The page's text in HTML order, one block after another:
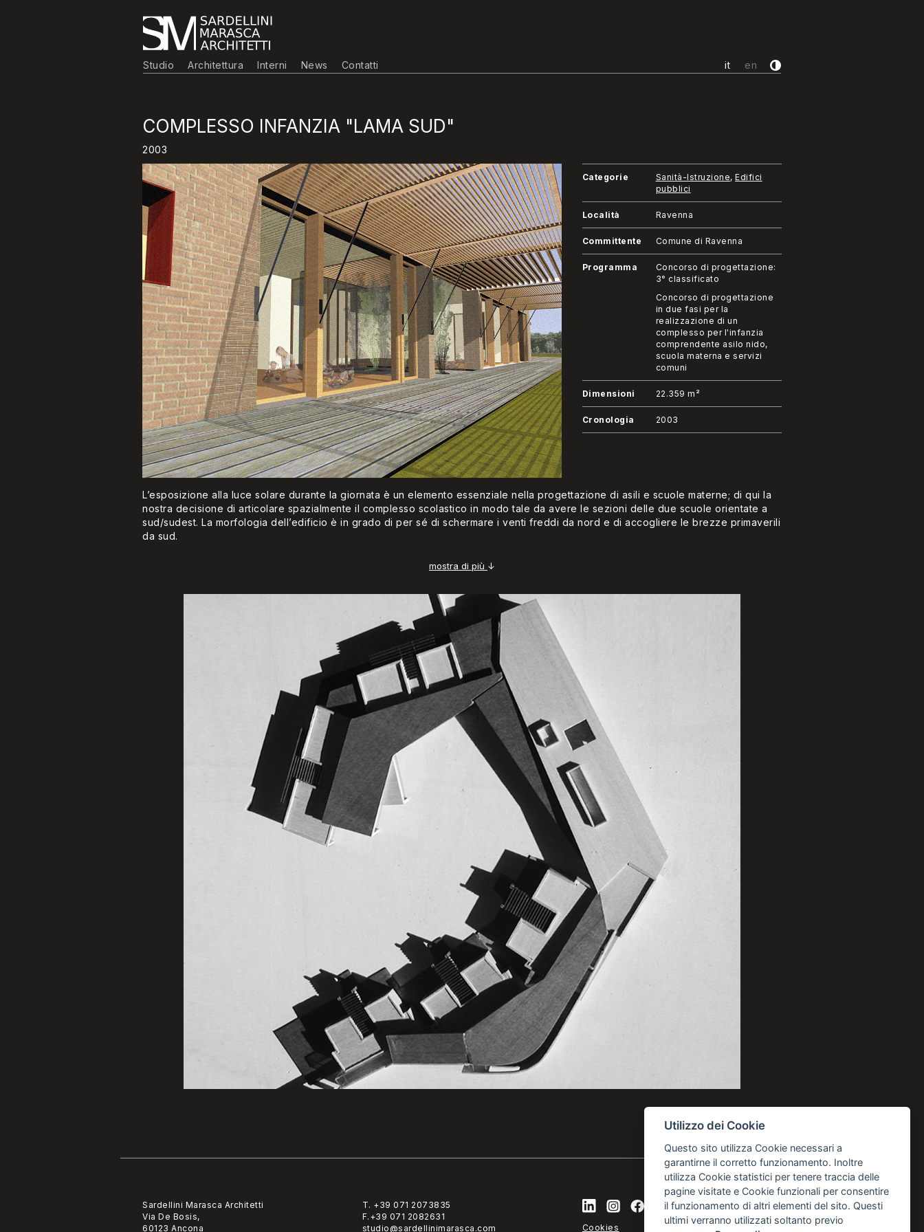
Studio Architettura Interni News Contatti it en
COMPLESSO INFANZIA "LAMA SUD"
2003
Categorie Sanità-Istruzione,Edifici
pubblici
Località Ravenna
Committente Comune di Ravenna
Programma
Concorso di progettazione:
3° classificato
Concorso di progettazione
in due fasi per la
realizzazione di un
complesso per l'infanzia
comprendente asilo nido,
scuola materna e servizi
comuni
Dimensioni 22.359 m²
Cronologia 2003
L’esposizione alla luce solare durante la giornata è un elemento essenziale nella progettazione di asili e scuole materne; di qui la
nostra decisione di articolare spazialmente il complesso scolastico in modo tale da avere le sezioni delle due scuole orientate a
sud/sudest. La morfologia dell’edificio è in grado di per sé di schermare i venti freddi da nord e di accogliere le brezze primaverili
da sud.
mostra di più ↓
Sardellini Marasca Architetti
Via De Bosis,
60123 Ancona
T. +39 071 2073835
F.+39 071 2082631
studio@sardellinimarasca.com
Cookies
Utilizzo dei Cookie
Questo sito utilizza Cookie necessari a
garantirne il corretto funzionamento. Inoltre
utilizza Cookie statistici per tenere traccia delle
pagine visitate e Cookie funzionali per consentire
il funzionamento di altri elementi del sito. Questi
ultimi verranno utilizzati soltanto previo